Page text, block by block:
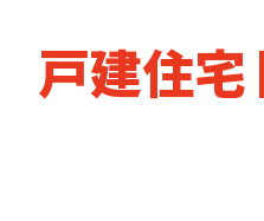
お客様
日本ペ
に
戸建住宅